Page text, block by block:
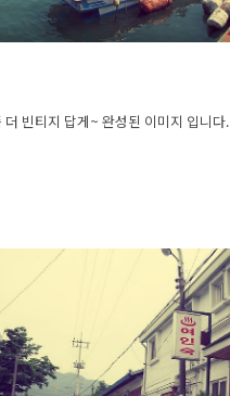
더 빈티지 답게~ 완성된 이미지 입니다.